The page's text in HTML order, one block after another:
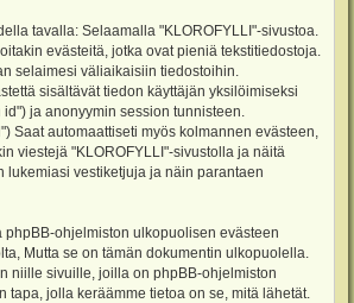
tavalla: Selaamalla "KLOROFYLLI"-sivustoa.
evästeitä, jotka ovat pieniä tekstitiedostoja.
selaimesi väliaikaisiin tiedostoihin.
sisältävät tiedon käyttäjän yksilöimiseksi
ja anonyymin session tunnisteen.
Saat automaattiseti myös kolmannen evästeen,
viestejä "KLOROFYLLI"-sivustolla ja näitä
lukemiasi vestiketjuja ja näin parantaen
phpBB-ohjelmiston ulkopuolisen evästeen
Mutta se on tämän dokumentin ulkopuolella.
niille sivuille, joilla on phpBB-ohjelmiston
tapa, jolla keräämme tietoa on se, mitä lähetät.